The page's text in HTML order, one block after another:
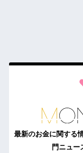
最新のお金に関する
門ニュー